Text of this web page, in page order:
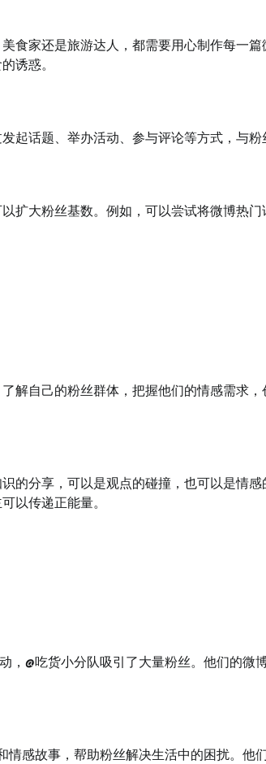
食家还是旅游达人，都需要用心制作每一
诱惑。
起话题、举办活动、参与评论等方式，与粉
扩大粉丝基数。例如，可以尝试将微博热
解自己的粉丝群体，把握他们的情感需求
的分享，可以是观点的碰撞，也可以是情
以传递正能量。
，@吃货小分队吸引了大量粉丝。他们的微
情感故事，帮助粉丝解决生活中的困扰。他